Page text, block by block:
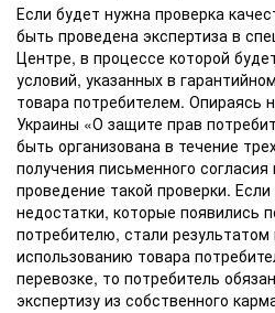
Если будет нужна проверка
быть проведена экспертиза в
Центре, в процессе которой
условий, указанных в
товара потребителем. Опираясь
Украины «О защите прав
быть организована в течение
получения письменного согласия
проведение такой проверки.
недостатки, которые появились
потребителю, стали
использованию товара
перевозке, то потребитель
экспертизу из собственного